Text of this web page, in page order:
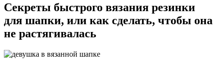
Секреты быстрого вязания резинки
для шапки, или как сделать, чтобы она
не растягивалась